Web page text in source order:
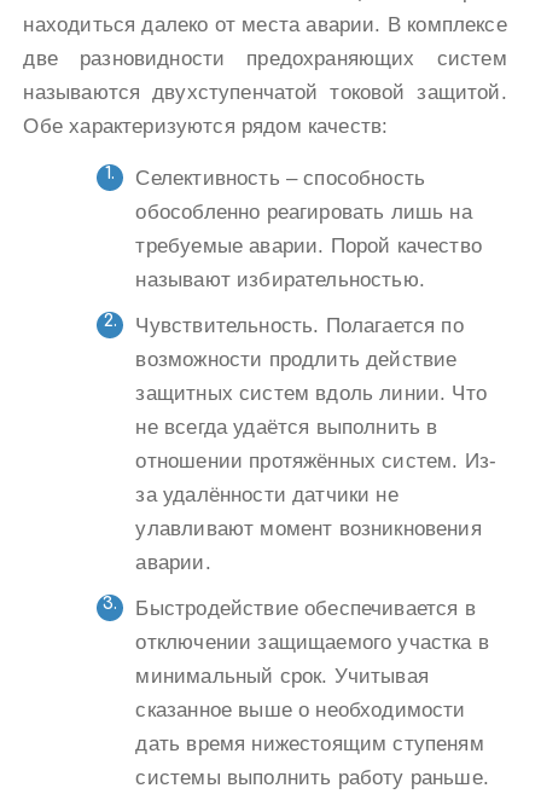
находиться далеко от места аварии. В комплексе
две разновидности предохраняющих систем
называются двухступенчатой токовой защитой.
Обе характеризуются рядом качеств:
Селективность – способность
обособленно реагировать лишь на
требуемые аварии. Порой качество
называют избирательностью.
Чувствительность. Полагается по
возможности продлить действие
защитных систем вдоль линии. Что
не всегда удаётся выполнить в
отношении протяжённых систем. Из-
за удалённости датчики не
улавливают момент возникновения
аварии.
Быстродействие обеспечивается в
отключении защищаемого участка в
минимальный срок. Учитывая
сказанное выше о необходимости
дать время нижестоящим ступеням
системы выполнить работу раньше.